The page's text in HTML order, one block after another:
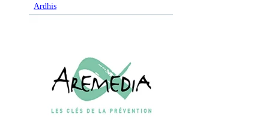
Ardhis